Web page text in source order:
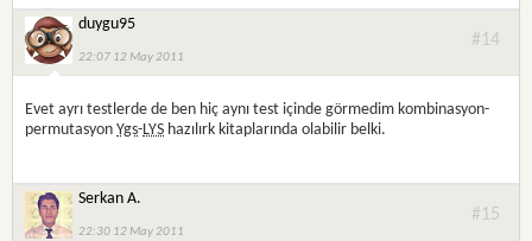
duygu95
22:07 12 May 2011
#14
Evet ayrı testlerde de ben hiç aynı test içinde görmedim kombinasyon-
permutasyonYgs-LYS hazılırk kitaplarında olabilir belki.
Serkan A.
22:30 12 May 2011
#15